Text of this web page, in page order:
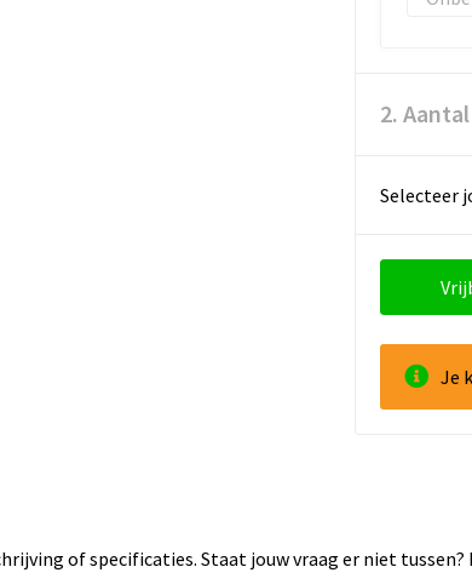
2.
Selecteer
Je
of specificaties. Staat jouw vraag er niet